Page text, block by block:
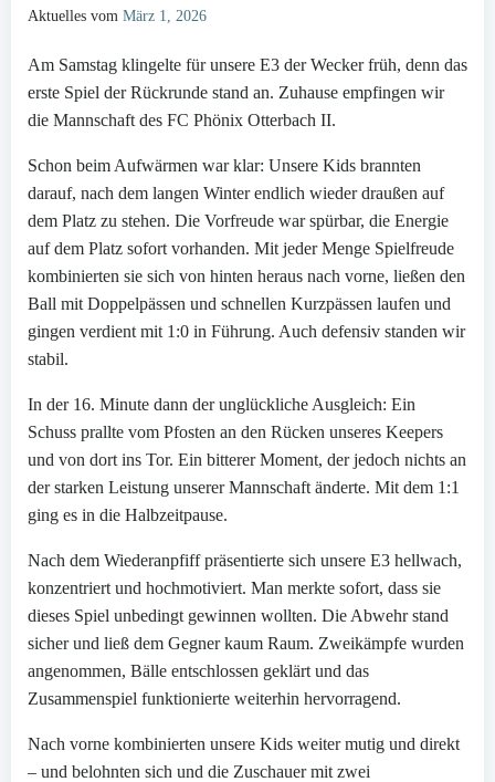
Aktuelles vom März 1, 2026
Am Samstag klingelte für unsere E3 der Wecker früh, denn das
erste Spiel der Rückrunde stand an. Zuhause empfingen wir
die Mannschaft des FC Phönix Otterbach II.
Schon beim Aufwärmen war klar: Unsere Kids brannten
darauf, nach dem langen Winter endlich wieder draußen auf
dem Platz zu stehen. Die Vorfreude war spürbar, die Energie
auf dem Platz sofort vorhanden. Mit jeder Menge Spielfreude
kombinierten sie sich von hinten heraus nach vorne, ließen den
Ball mit Doppelpässen und schnellen Kurzpässen laufen und
gingen verdient mit 1:0 in Führung. Auch defensiv standen wir
stabil.
In der 16. Minute dann der unglückliche Ausgleich: Ein
Schuss prallte vom Pfosten an den Rücken unseres Keepers
und von dort ins Tor. Ein bitterer Moment, der jedoch nichts an
der starken Leistung unserer Mannschaft änderte. Mit dem 1:1
ging es in die Halbzeitpause.
Nach dem Wiederanpfiff präsentierte sich unsere E3 hellwach,
konzentriert und hochmotiviert. Man merkte sofort, dass sie
dieses Spiel unbedingt gewinnen wollten. Die Abwehr stand
sicher und ließ dem Gegner kaum Raum. Zweikämpfe wurden
angenommen, Bälle entschlossen geklärt und das
Zusammenspiel funktionierte weiterhin hervorragend.
Nach vorne kombinierten unsere Kids weiter mutig und direkt
– und belohnten sich und die Zuschauer mit zwei